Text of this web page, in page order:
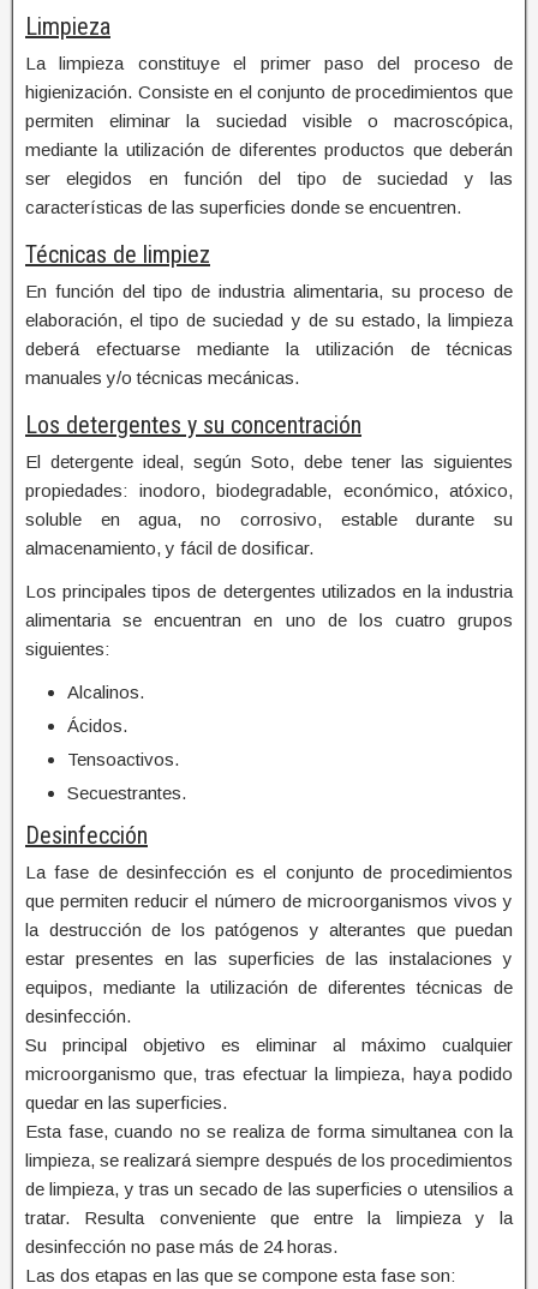
Limpieza
La limpieza constituye el primer paso del proceso de
higienización. Consiste en el conjunto de procedimientos que
permiten eliminar la suciedad visible o macroscópica,
mediante la utilización de diferentes productos que deberán
ser elegidos en función del tipo de suciedad y las
características de las superficies donde se encuentren.
Técnicas de limpiez
En función del tipo de industria alimentaria, su proceso de
elaboración, el tipo de suciedad y de su estado, la limpieza
deberá efectuarse mediante la utilización de técnicas
manuales y/o técnicas mecánicas.
Los detergentes y su concentración
El detergente ideal, según Soto, debe tener las siguientes
propiedades: inodoro, biodegradable, económico, atóxico,
soluble en agua, no corrosivo, estable durante su
almacenamiento, y fácil de dosificar.
Los principales tipos de detergentes utilizados en la industria
alimentaria se encuentran en uno de los cuatro grupos
siguientes:
Alcalinos.
Ácidos.
Tensoactivos.
Secuestrantes.
Desinfección
La fase de desinfección es el conjunto de procedimientos
que permiten reducir el número de microorganismos vivos y
la destrucción de los patógenos y alterantes que puedan
estar presentes en las superficies de las instalaciones y
equipos, mediante la utilización de diferentes técnicas de
desinfección.
Su principal objetivo es eliminar al máximo cualquier
microorganismo que, tras efectuar la limpieza, haya podido
quedar en las superficies.
Esta fase, cuando no se realiza de forma simultanea con la
limpieza, se realizará siempre después de los procedimientos
de limpieza, y tras un secado de las superficies o utensilios a
tratar. Resulta conveniente que entre la limpieza y la
desinfección no pase más de 24 horas.
Las dos etapas en las que se compone esta fase son: